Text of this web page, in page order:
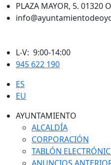
PLAZA MAYOR, 5. 01320
L-V: 9:00-14:00
945 622 190
ES
EU
AYUNTAMIENTO
ALCALDÍA
CORPORACIÓN
TABLÓN